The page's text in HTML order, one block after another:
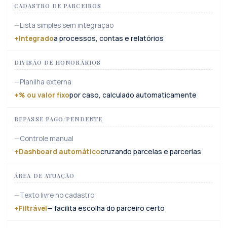
CADASTRO DE PARCEIROS
Lista simples sem integração
Integradoa processos, contas e relatórios
DIVISÃO DE HONORÁRIOS
Planilha externa
% ou valor fixopor caso, calculado automaticamente
REPASSE PAGO/PENDENTE
Controle manual
Dashboard automáticocruzando parcelas e parcerias
ÁREA DE ATUAÇÃO
Texto livre no cadastro
Filtrável— facilita escolha do parceiro certo